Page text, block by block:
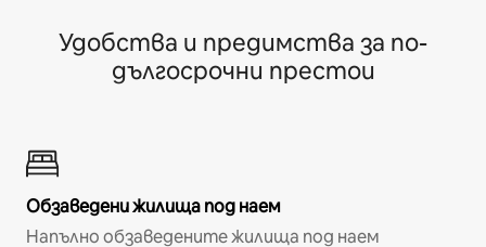
Удобства и предимства за по-
дългосрочни престои
Обзаведени жилища под наем
Напълно обзаведените жилища под наем